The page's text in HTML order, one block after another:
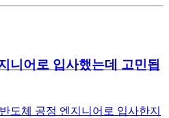
니어로 입사했는데 고민됩
도체 공정 엔지니어로 입사한지